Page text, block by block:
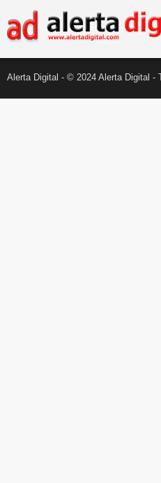
Alerta Digital - © 2024 Alerta Digital -